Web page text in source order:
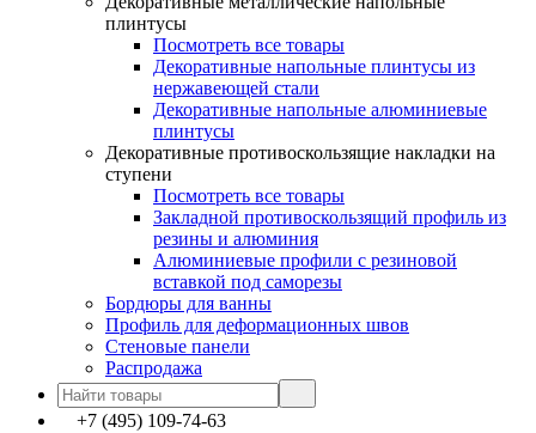
плинтусы
Посмотреть все товары
Декоративные напольные плинтусы из
нержавеющей стали
Декоративные напольные алюминиевые
плинтусы
Декоративные противоскользящие накладки на
ступени
Посмотреть все товары
Закладной противоскользящий профиль из
резины и алюминия
Алюминиевые профили с резиновой
вставкой под саморезы
Бордюры для ванны
Профиль для деформационных швов
Стеновые панели
Распродажа
+7 (495) 109-74-63